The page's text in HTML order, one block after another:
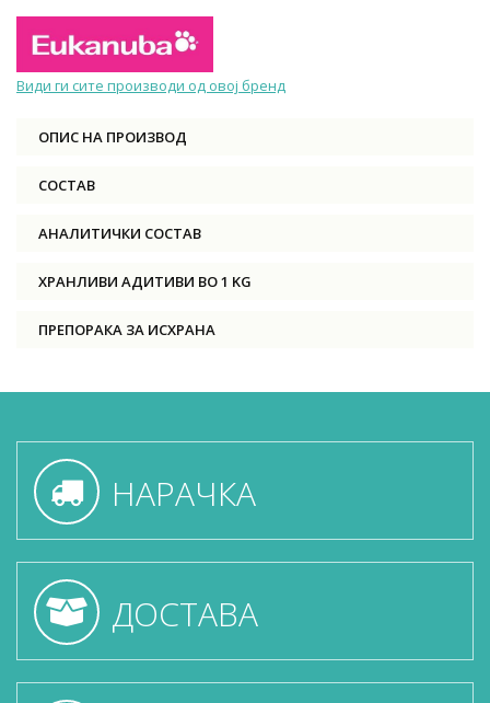
Види ги сите производи од овој бренд
ОПИС НА ПРОИЗВОД
СОСТАВ
АНАЛИТИЧКИ СОСТАВ
ХРАНЛИВИ АДИТИВИ ВО 1 KG
ПРЕПОРАКА ЗА ИСХРАНА
НАРАЧКА
ДОСТАВА